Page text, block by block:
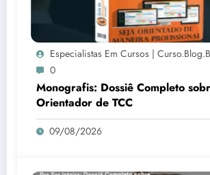
Especialistas Em Cursos |
0
Monografis: Dossiê Completo
Orientador de TCC
09/08/2026